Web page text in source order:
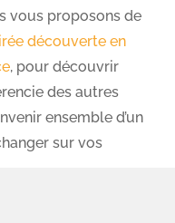
vous proposons de
découverte en
, pour découvrir
des autres
ensemble d’un
sur vos